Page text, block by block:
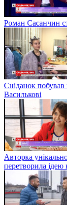
Роман Сасанчин
Сніданок
Василькові
Авторка
перетворила